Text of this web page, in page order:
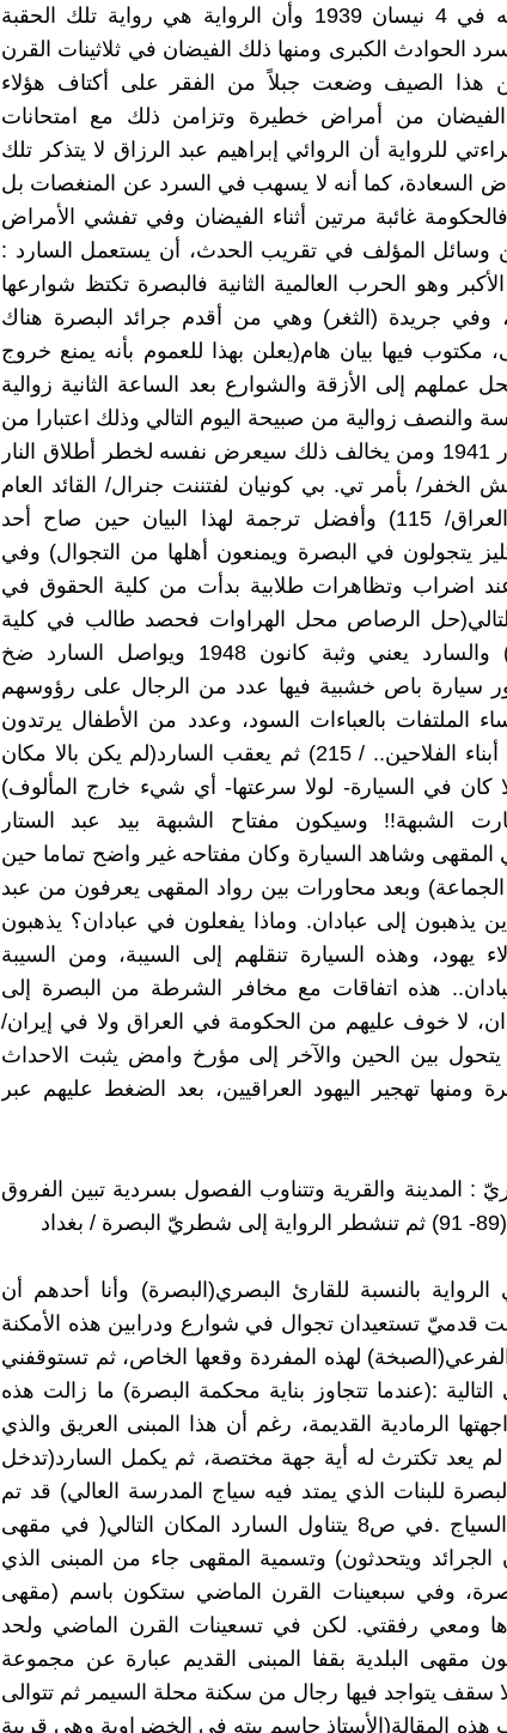
الملك غازي تمت تصفيته في 4 نيسان 1939 وأن الرواية هي رواية تلك الحقبة
لسرد الحوادث الكبرى ومنها ذلك الفيضان في ثلاثينات القرن
هذا الصيف وضعت جبلاً من الفقر على أكتاف هؤلاء
وما تبع الفيضان من أمراض خطيرة وتزامن ذلك مع امتحانات
للرواية أن الروائي إبراهيم عبد الرزاق لا يتذكر تلك
السعادة، كما أنه لا يسهب في السرد عن المنغصات بل
غائبة مرتين أثناء الفيضان وفي تفشي الأمراض
وسائل المؤلف في تقريب الحدث، أن يستعمل السارد :
وهو الحرب العالمية الثانية فالبصرة تكتظ شوارعها
وفي جريدة (الثغر) وهي من أقدم جرائد البصرة هناك
مكتوب فيها بيان هام(يعلن بهذا للعموم بأنه يمنع خروج
عملهم إلى الأزقة والشوارع بعد الساعة الثانية زوالية
والنصف زوالية من صبيحة اليوم التالي وذلك اعتبارا من
يوم الجمعة الموافق 9آيار 1941 ومن يخالف ذلك سيعرض نفسه لخطر أطلاق النار
الخفر/ بأمر تي. بي كونيان لفتننت جنرال/ القائد العام
للقوات البريطانية في العراق/ 115) وأفضل ترجمة لهذا البيان حين صاح أحد
يتجولون في البصرة ويمنعون أهلها من التجوال) وفي
عند اضراب وتظاهرات طلابية بدأت من كلية الحقوق في
التالي(حل الرصاص محل الهراوات فحصد طالب في كلية
الصيدلة والكيمياء/ 198) والسارد يعني وثبة كانون 1948 ويواصل السارد ضخ
مرور سيارة باص خشبية فيها عدد من الرجال على رؤوسهم
الملتفات بالعباءات السود، وعدد من الأطفال يرتدون
ملابس تشبه ملابس كل أبناء الفلاحين.. / 215) ثم يعقب السارد(لم يكن بالا مكان
كان في السيارة- لولا سرعتها- أي شيء خارج المألوف)
الشبهة!! وسيكون مفتاح الشبهة بيد عبد الستار
وشاهد السيارة وكان مفتاحه غير واضح تماما حين
وبعد محاورات بين رواد المقهى يعرفون من عبد
يذهبون إلى عبادان. وماذا يفعلون في عبادان؟ يذهبون
يهود، وهذه السيارة تنقلهم إلى السيبة، ومن السيبة
هذه اتفاقات مع مخافر الشرطة من البصرة إلى
لا خوف عليهم من الحكومة في العراق ولا في إيران/
يتحول بين الحين والآخر إلى مؤرخ وامض يثبت الاحداث
ومنها تهجير اليهود العراقيين، بعد الضغط عليهم عبر
: المدينة والقرية وتتناوب الفصول بسردية تبين الفروق
بالنسبة للقارئ البصري(البصرة) وأنا أحدهم أن
قدميّ تستعيدان تجوال في شوارع ودرابين هذه الأمكنة
الفرعي(الصبخة) لهذه المفردة وقعها الخاص، ثم تستوقفني
:(عندما تتجاوز بناية محكمة البصرة) ما زالت هذه
الرمادية القديمة، رغم أن هذا المبنى العريق والذي
لم يعد تكترث له أية جهة مختصة، ثم يكمل السارد(تدخل
البصرة للبنات الذي يمتد فيه سياج المدرسة العالي) قد تم
قبل سنوات ترميم هذا السياج .في ص8 يتناول السارد المكان التالي( في مقهى
الجرائد ويتحدثون) وتسمية المقهى جاء من المبنى الذي
وفي سبعينات القرن الماضي ستكون باسم (مقهى
ومعي رفقتي. لكن في تسعينات القرن الماضي ولحد
مقهى البلدية بقفا المبنى القديم عبارة عن مجموعة
سقف يتواجد فيها رجال من سكنة محلة السيمر ثم تتوالى
هذه المقالة(الأستاذ جاسم بيته في الخضراوية وهي قريبة